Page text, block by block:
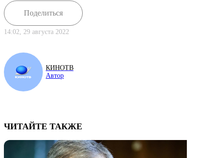
Поделиться
14:02, 29 августа 2022
КИНОТВ
Автор
ЧИТАЙТЕ ТАКЖЕ